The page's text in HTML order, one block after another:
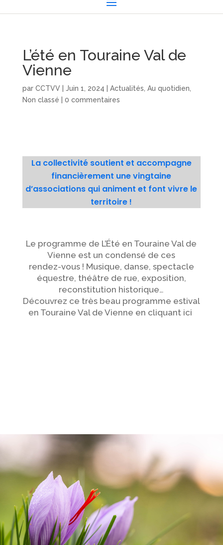
L’été en Touraine Val de
Vienne
par CCTVV| Juin 1, 2024 Actualités, Au quotidien,
Non classé
0 commentaires
La collectivité soutient et accompagne
financièrement une vingtaine
d’associations qui animent et font vivre le
territoire !
Le programme de L’Été en Touraine Val de
Vienne est un condensé de ces
rendez-vous ! Musique, danse, spectacle
équestre, théâtre de rue, exposition,
reconstitution historique…
Découvrez ce très beau programme estival
en Touraine Val de Vienne en cliquant ici